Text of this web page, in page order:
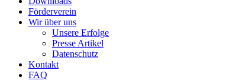
Förderverein
Wir über uns
Unsere Erfolge
Presse Artikel
Datenschutz
Kontakt
FAQ